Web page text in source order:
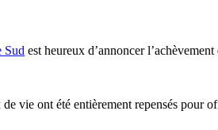
Sud est heureux d’annoncer
vie ont été entièrement repensés pour